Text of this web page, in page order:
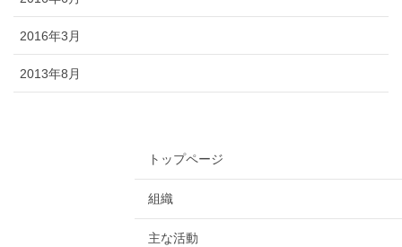
2016年3月
2013年8月
トップページ
組織
主な活動